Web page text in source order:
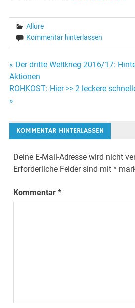
Allure
Kommentar hinterlassen
Beitrags-
Navigation
« Der dritte Weltkrieg 2016/17:
Aktionen
ROHKOST: Hier >> 2 leckere
»
KOMMENTAR HINTERLASSEN
Deine E-Mail-Adresse wird nicht
Erforderliche Felder sind mit*
Kommentar*